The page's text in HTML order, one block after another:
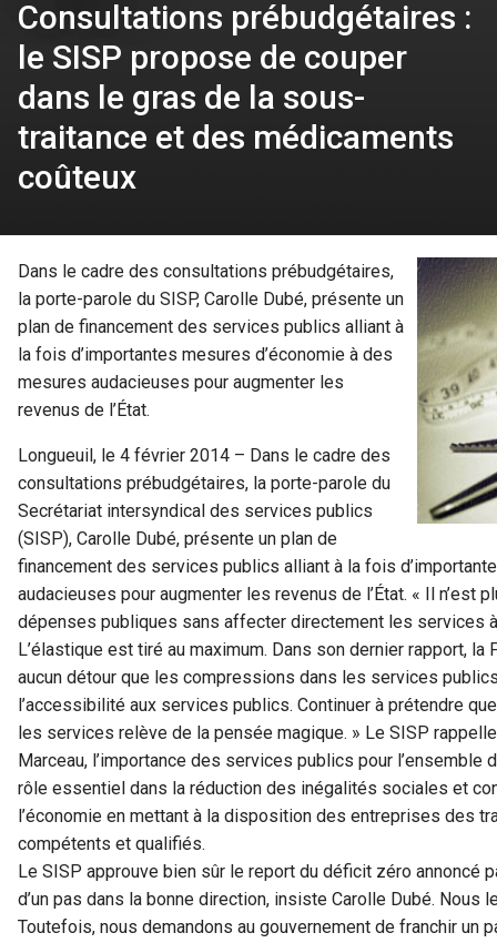
Consultations prébudgétaires :
le SISP propose de couper
dans le gras de la sous-
traitance et des médicaments
coûteux
Dans le cadre des consultations prébudgétaires,
la porte-parole du SISP, Carolle Dubé, présente un
plan de financement des services publics alliant à
la fois d’importantes mesures d’économie à des
mesures audacieuses pour augmenter les
revenus de l’État.
Longueuil, le 4 février 2014 – Dans le cadre des
consultations prébudgétaires, la porte-parole du
Secrétariat intersyndical des services publics
(SISP), Carolle Dubé, présente un plan de
financement des services publics alliant à la fois
audacieuses pour augmenter les revenus de l’État. « Il
dépenses publiques sans affecter directement les services
L’élastique est tiré au maximum. Dans son dernier rapport,
aucun détour que les compressions dans les services
l’accessibilité aux services publics. Continuer à prétendre
les services relève de la pensée magique. » Le SISP
Marceau, l’importance des services publics pour
rôle essentiel dans la réduction des inégalités sociales et
l’économie en mettant à la disposition des entreprises des
compétents et qualifiés.
Le SISP approuve bien sûr le report du déficit zéro annoncé
d’un pas dans la bonne direction, insiste Carolle Dubé. Nous
Toutefois, nous demandons au gouvernement de franchir un